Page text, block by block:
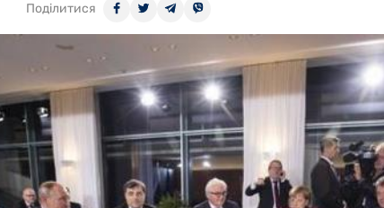
Поділитися